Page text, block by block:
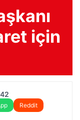
için
Reddit